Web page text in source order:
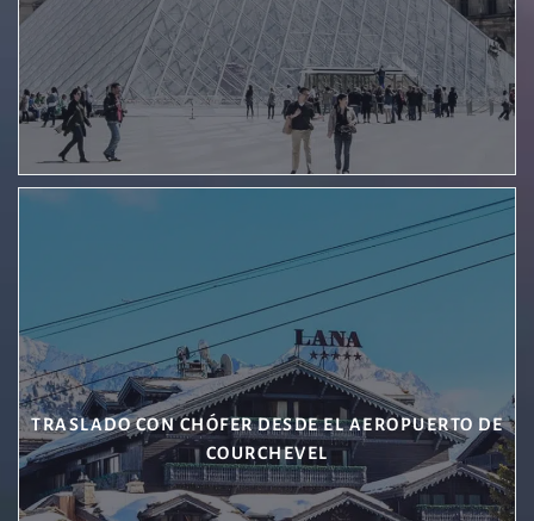
TRASLADO CON CHÓFER DESDE EL AEROPUERTO DE
COURCHEVEL